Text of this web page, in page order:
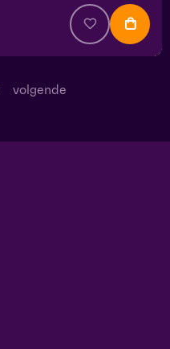
volgende